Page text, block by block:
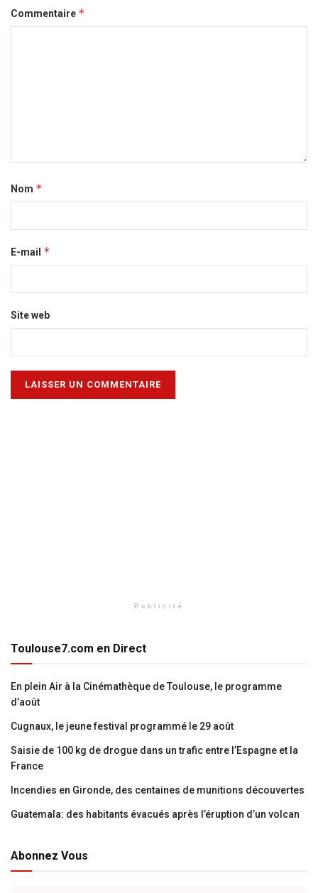
Commentaire *
Nom *
E-mail *
Site web
Publicité
Toulouse7.com en Direct
En plein Air à la Cinémathèque de Toulouse, le programme
d’août
Cugnaux, le jeune festival programmé le 29 août
Saisie de 100 kg de drogue dans un trafic entre l’Espagne et la
France
Incendies en Gironde, des centaines de munitions découvertes
Guatemala: des habitants évacués après l’éruption d’un volcan
Abonnez Vous